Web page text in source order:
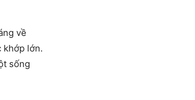
về
khớp lớn.
sống